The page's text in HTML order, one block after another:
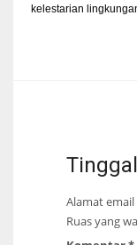
kelestarian
Alamat
Ruas yang